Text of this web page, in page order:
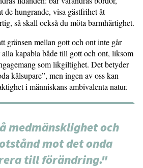
de hungrande, visa gästfrihet åt
så skall också du möta barmhärtighet.
gränsen mellan gott och ont inte går
kapabla både till gott och ont, liksom
som likgiltighet. Det betyder
kålsupare”, men ingen av oss kan
i människans ambivalenta natur.
medmänsklighet och
mot det onda
till förändring."